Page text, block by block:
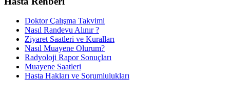
Doktor Çalışma Takvimi
Nasıl Randevu Alınır ?
Ziyaret Saatleri ve Kuralları
Nasıl Muayene Olurum?
Radyoloji Rapor Sonuçları
Muayene Saatleri
Hasta Hakları ve Sorumlulukları